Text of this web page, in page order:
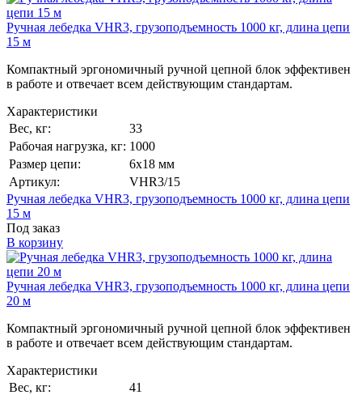
Ручная лебедка VHR3, грузоподъемность 1000 кг, длина цепи
15 м
Компактный эргономичный ручной цепной блок эффективен
в работе и отвечает всем действующим стандартам.
Характеристики
Вес, кг:
33
Рабочая нагрузка, кг: 1000
Размер цепи:
6x18 мм
Артикул:
VHR3/15
Ручная лебедка VHR3, грузоподъемность 1000 кг, длина цепи
15 м
Под заказ
В корзину
Ручная лебедка VHR3, грузоподъемность 1000 кг, длина цепи
20 м
Компактный эргономичный ручной цепной блок эффективен
в работе и отвечает всем действующим стандартам.
Характеристики
Вес, кг:
41